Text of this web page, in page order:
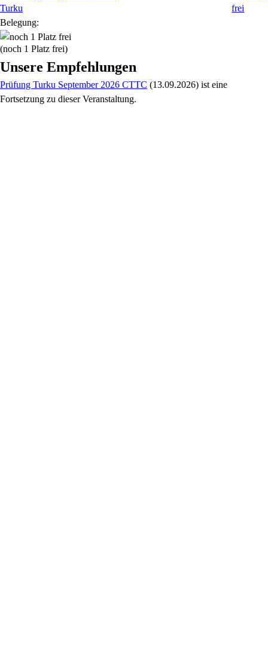
Turku
Belegung:
(noch 1 Platz frei)
Unsere Empfehlungen
Prüfung Turku September 2026 CTTC (13.09.2026) ist eine
Fortsetzung zu dieser Veranstaltung.